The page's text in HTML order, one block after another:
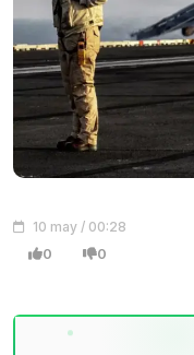
10 may / 00:28
0 0